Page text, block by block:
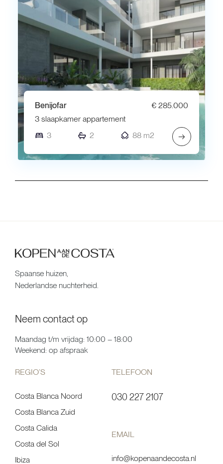
Benijofar
€ 285.000
3 slaapkamer appartement
3
2 88 m2 →
Spaanse huizen,
Nederlandse nuchterheid.
Neem contact op
Maandag t/m vrijdag: 10:00 – 18:00
Weekend: op afspraak
REGIO’S
Costa Blanca Noord
Costa Blanca Zuid
Costa Calida
Costa del Sol
Ibiza
TELEFOON
030 227 2107
EMAIL
info@kopenaandecosta.nl